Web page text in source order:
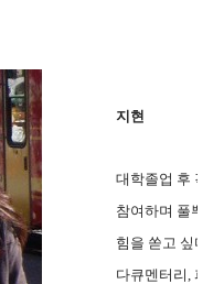
지현
대학졸업 후 각
참여하며 풀뿌
힘을 쏟고 싶다
다큐멘터리, 퍼